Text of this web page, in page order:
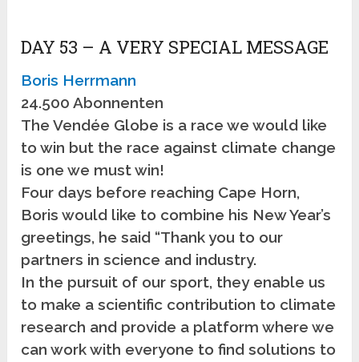
DAY 53 – A VERY SPECIAL MESSAGE
Boris Herrmann
24.500 Abonnenten
The Vendée Globe is a race we would like
to win but the race against climate change
is one we must win!
Four days before reaching Cape Horn,
Boris would like to combine his New Year’s
greetings, he said “Thank you to our
partners in science and industry.
In the pursuit of our sport, they enable us
to make a scientific contribution to climate
research and provide a platform where we
can work with everyone to find solutions to